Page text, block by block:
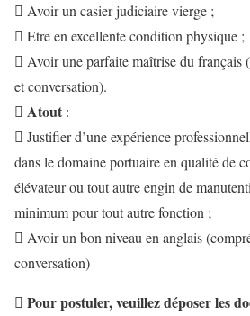
 Avoir un casier judiciaire vierge ;
 Etre en excellente condition physique ;
 Avoir une parfaite maîtrise du français
et conversation).
 Atout :
 Justifier d’une expérience
dans le domaine portuaire en qualité de
élévateur ou tout autre engin de
minimum pour tout autre fonction ;
 Avoir un bon niveau en anglais
conversation)
 Pour postuler, veuillez déposer les